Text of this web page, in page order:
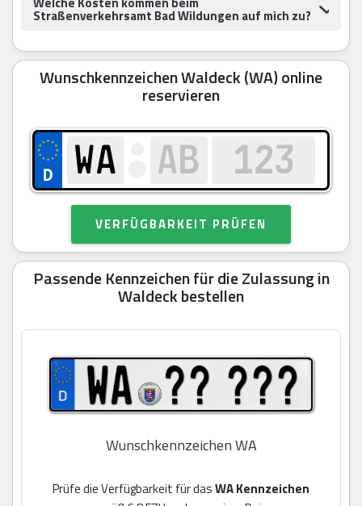
Straßenverkehrsamt Bad Wildungen auf mich zu?
Wunschkennzeichen Waldeck (WA) online
reservieren
VERFÜGBARKEIT PRÜFEN
Passende Kennzeichen für die Zulassung in
Waldeck bestellen
Wunschkennzeichen WA
Prüfe die Verfügbarkeit für dasWA Kennzeichen